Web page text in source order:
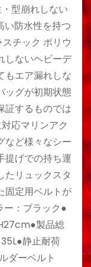
型崩れしない
い防水性を持つ
チック ポリウ
しないヘビーデ
もエア漏れしな
ッグが初期状態
証するものでは
応マリンアク
など様々なシー
提げでの持ち運
たリュックスタ
固定用ベルトが
ー：ブラック●
製品総
静止耐荷
ダーベルト